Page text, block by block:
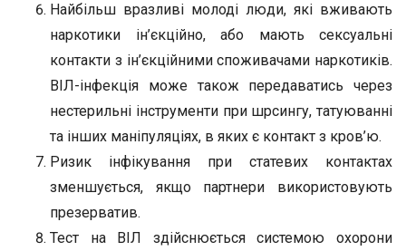
Найбільш вразливі молоді люди, які вживають
наркотики ін’єкційно, або мають сексуальні
контакти з ін’єкційними споживачами наркотиків.
ВІЛ-інфекція може також передаватись через
нестерильні інструменти при шрсингу, татуюванні
та інших маніпуляціях, в яких є контакт з кров’ю.
Ризик інфікування при статевих контактах
зменшується, якщо партнери використовують
презерватив.
Тест на ВІЛ здійснюється системою охорони